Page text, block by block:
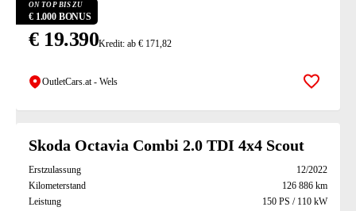
ON TOP BIS ZU
€ 1.000 BONUS
€ 19.390Kredit: ab € 171,82
OutletCars.at - Wels Zur
Skoda Octavia Combi 2.0 TDI 4x4 Scout
Erstzulassung
12/2022
Kilometerstand
126 886 km
Leistung
150 PS / 110 kW